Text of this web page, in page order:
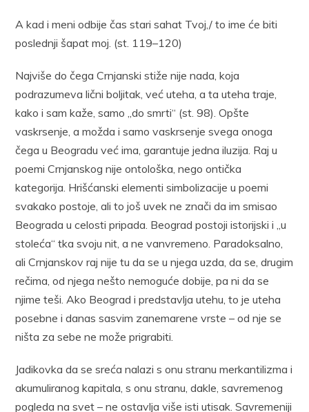
A kad i meni odbije čas stari sahat Tvoj,/ to ime će biti
poslednji šapat moj. (st. 119–120)
Najviše do čega Crnjanski stiže nije nada, koja
podrazumeva lični boljitak, već uteha, a ta uteha traje,
kako i sam kaže, samo „do smrti“ (st. 98). Opšte
vaskrsenje, a možda i samo vaskrsenje svega onoga
čega u Beogradu već ima, garantuje jedna iluzija. Raj u
poemi Crnjanskog nije ontološka, nego ontička
kategorija. Hrišćanski elementi simbolizacije u poemi
svakako postoje, ali to još uvek ne znači da im smisao
Beograda u celosti pripada. Beograd postoji istorijski i „u
stoleća“ tka svoju nit, a ne vanvremeno. Paradoksalno,
ali Crnjanskov raj nije tu da se u njega uzda, da se, drugim
rečima, od njega nešto nemoguće dobije, pa ni da se
njime teši. Ako Beograd i predstavlja utehu, to je uteha
posebne i danas sasvim zanemarene vrste – od nje se
ništa za sebe ne može prigrabiti.
Jadikovka da se sreća nalazi s onu stranu merkantilizma i
akumuliranog kapitala, s onu stranu, dakle, savremenog
pogleda na svet – ne ostavlja više isti utisak. Savremeniji